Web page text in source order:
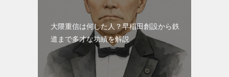
大隈重信は何した人？早稲田創設から鉄
道まで多才な功績を解説